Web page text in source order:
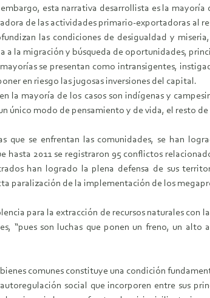
esta narrativa desarrollista es la
de las actividades primario-exportadoras al
las condiciones de desigualdad y
a la migración y búsqueda de oportunidades,
se presentan como intransigentes,
en riesgo las jugosas inversiones del capital.
la mayoría de los casos son indígenas y
único modo de pensamiento y de vida, el resto
que se enfrentan las comunidades, se han
hasta 2011 se registraron 95 conflictos
han logrado la plena defensa de sus
paralización de la implementación de los
para la extracción de recursos naturales
“pues son luchas que ponen un freno, un
comunes constituye una condición
social que incorporen entre sus